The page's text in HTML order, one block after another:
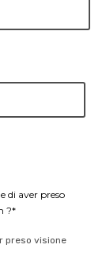
di aver preso
?*
preso visione